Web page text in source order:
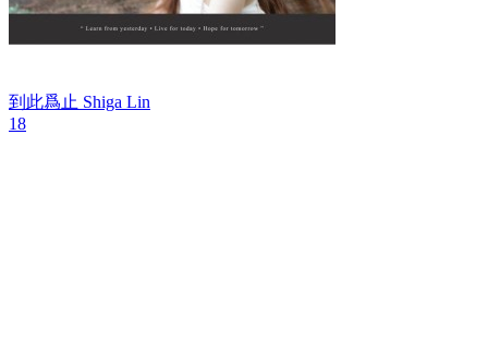
到此爲止 Shiga Lin
18